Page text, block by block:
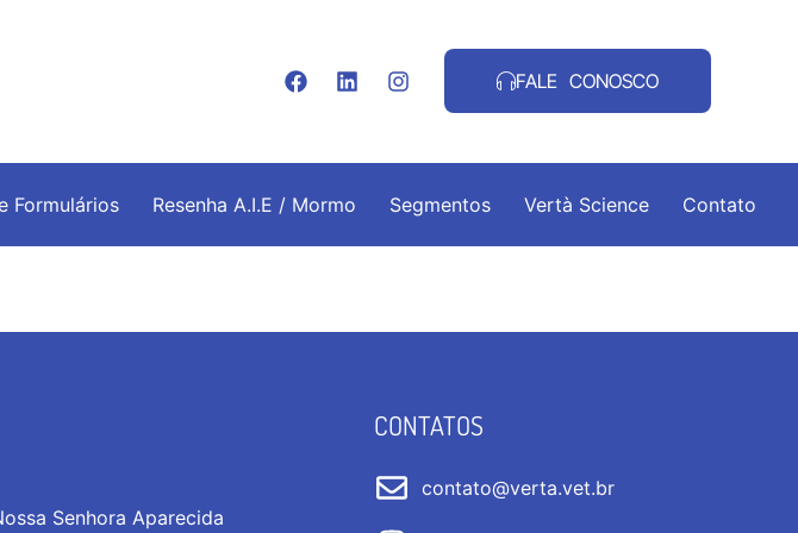
FALE CONOSCO
Formulários Resenha A.I.E / Mormo Segmentos Vertà Science Contato
Senhora Aparecida
CONTATOS
contato@verta.vet.br